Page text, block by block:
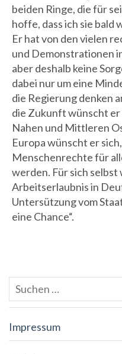
beiden Ringe, die für
hoffe, dass ich sie bald
Er hat von den vielen
und Demonstrationen
aber deshalb keine
dabei nur um eine
die Regierung denken
die Zukunft wünscht er
Nahen und Mittleren
Europa wünscht er
Menschenrechte für
werden. Für sich
Arbeitserlaubnis in
Untersützung vom
eine Chance“.
Suche
nach:
Impressum